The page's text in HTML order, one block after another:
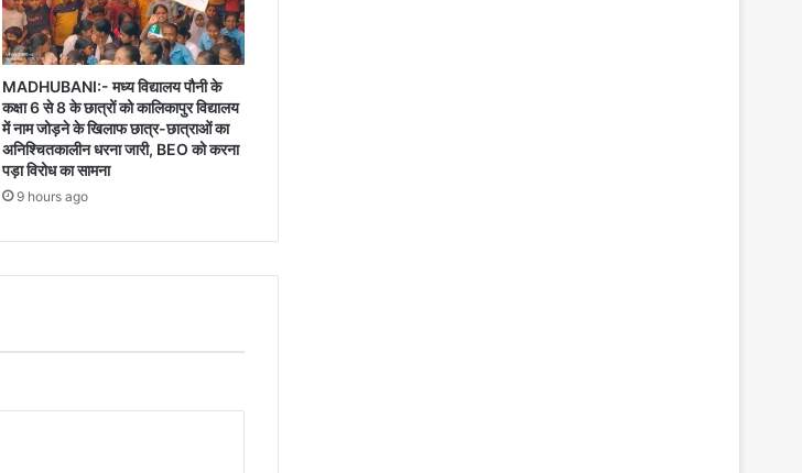
MADHUBANI:- मध्य विद्यालय पौनी के
कक्षा 6 से 8 के छात्रों को कालिकापुर विद्यालय
में नाम जोड़ने के खिलाफ छात्र-छात्राओं का
अनिश्चितकालीन धरना जारी, BEO को करना
पड़ा विरोध का सामना
9 hours ago